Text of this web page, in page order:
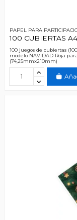
PAPEL PARA
100 CUBIERTAS
100 juegos de cubiertas
modelo NAVIDAD Roja
(74,25mmx210mm)